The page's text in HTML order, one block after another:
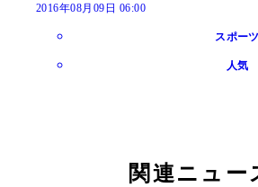
2016年08月09日 06:00
スポーツ
人気
関連ニュー